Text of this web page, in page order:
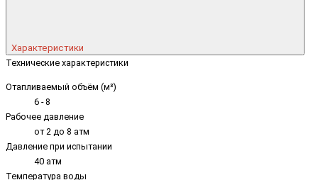
Характеристики
Технические характеристики
Отапливаемый объём (м³)
6 - 8
Рабочее давление
от 2 до 8 атм
Давление при испытании
40 атм
Температура воды